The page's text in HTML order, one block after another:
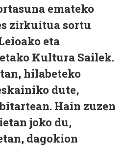
emateko
zirkuitua sortu
eta
Kultura Sailek.
hilabeteko
dute,
Hain zuzen
joko du,
dagokion